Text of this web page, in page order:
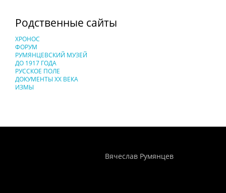
Родственные сайты
ХРОНОС
ФОРУМ
РУМЯНЦЕВСКИЙ МУЗЕЙ
ДО 1917 ГОДА
РУССКОЕ ПОЛЕ
ДОКУМЕНТЫ XX ВЕКА
ИЗМЫ
Вячеслав Румянцев